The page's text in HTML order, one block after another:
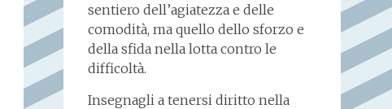
sentiero dell’agiatezza e delle
comodità, ma quello dello sforzo e
della sfida nella lotta contro le
difficoltà.
Insegnagli a tenersi diritto nella